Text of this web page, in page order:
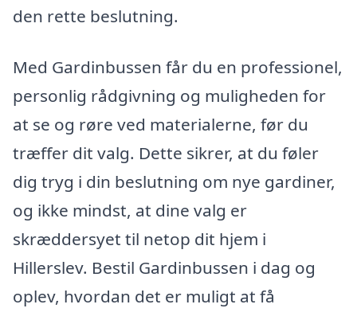
den rette beslutning.
Med Gardinbussen får du en professionel,
personlig rådgivning og muligheden for
at se og røre ved materialerne, før du
træffer dit valg. Dette sikrer, at du føler
dig tryg i din beslutning om nye gardiner,
og ikke mindst, at dine valg er
skræddersyet til netop dit hjem i
Hillerslev. Bestil Gardinbussen i dag og
oplev, hvordan det er muligt at få